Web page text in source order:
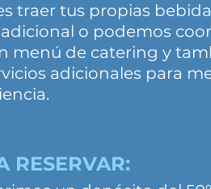
traer tus propias
o podemos
menú de catering y
adicionales para
RESERVAR: